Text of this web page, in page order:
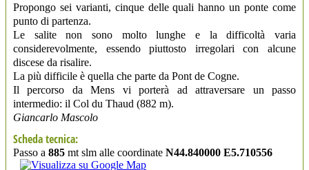
Propongo sei varianti, cinque delle quali hanno un ponte come
punto di partenza.
Le salite non sono molto lunghe e la difficoltà varia
considerevolmente, essendo piuttosto irregolari con alcune
discese da risalire.
La più difficile è quella che parte da Pont de Cogne.
Il percorso da Mens vi porterà ad attraversare un passo
intermedio: il Col du Thaud (882 m).
Giancarlo Mascolo
Scheda tecnica:
Passo a 885 mt slm alle coordinate N44.840000 E5.710556